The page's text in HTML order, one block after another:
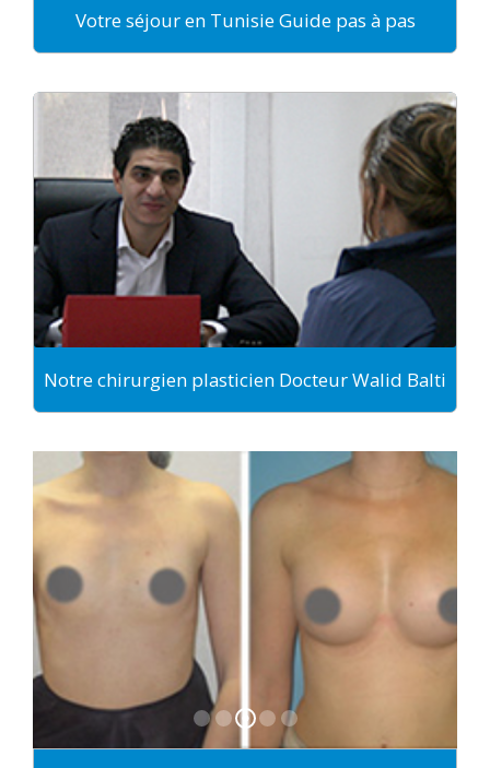
Votre séjour en Tunisie Guide pas à pas
Notre chirurgien plasticien Docteur Walid Balti